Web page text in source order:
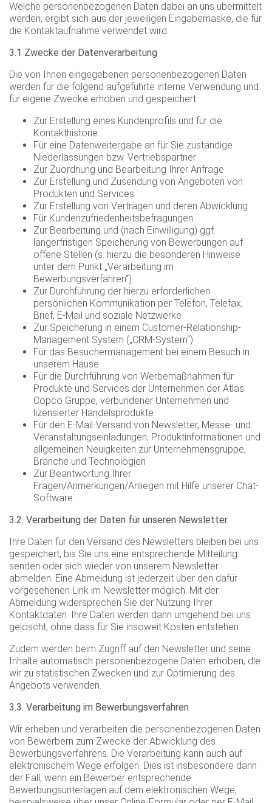
Welche personenbezogenen Daten dabei an uns übermittelt
werden, ergibt sich aus der jeweiligen Eingabemaske, die für
die Kontaktaufnahme verwendet wird.
3.1 Zwecke der Datenverarbeitung
Die von Ihnen eingegebenen personenbezogenen Daten
werden für die folgend aufgeführte interne Verwendung und
für eigene Zwecke erhoben und gespeichert:
Zur Erstellung eines Kundenprofils und für die
Kontakthistorie
Für eine Datenweitergabe an für Sie zuständige
Niederlassungen bzw. Vertriebspartner
Zur Zuordnung und Bearbeitung Ihrer Anfrage
Zur Erstellung und Zusendung von Angeboten von
Produkten und Services
Zur Erstellung von Verträgen und deren Abwicklung
Für Kundenzufriedenheitsbefragungen
Zur Bearbeitung und (nach Einwilligung) ggf.
längerfristigen Speicherung von Bewerbungen auf
offene Stellen (s. hierzu die besonderen Hinweise
unter dem Punkt „Verarbeitung im
Bewerbungsverfahren“)
Zur Durchführung der hierzu erforderlichen
persönlichen Kommunikation per Telefon, Telefax,
Brief, E-Mail und soziale Netzwerke
Zur Speicherung in einem Customer-Relationship-
Management System („CRM-System“)
Für das Besuchermanagement bei einem Besuch in
unserem Hause
Für die Durchführung von Werbemaßnahmen für
Produkte und Services der Unternehmen der Atlas
Copco Gruppe, verbundener Unternehmen und
lizensierter Handelsprodukte
Für den E-Mail-Versand von Newsletter, Messe- und
Veranstaltungseinladungen, Produktinformationen und
allgemeinen Neuigkeiten zur Unternehmensgruppe,
Branche und Technologien
Zur Beantwortung Ihrer
Fragen/Anmerkungen/Anliegen mit Hilfe unserer Chat-
Software
3.2. Verarbeitung der Daten für unseren Newsletter
Ihre Daten für den Versand des Newsletters bleiben bei uns
gespeichert, bis Sie uns eine entsprechende Mitteilung
senden oder sich wieder von unserem Newsletter
abmelden. Eine Abmeldung ist jederzeit über den dafür
vorgesehenen Link im Newsletter möglich. Mit der
Abmeldung widersprechen Sie der Nutzung Ihrer
Kontaktdaten. Ihre Daten werden dann umgehend bei uns
gelöscht, ohne dass für Sie insoweit Kosten entstehen.
Zudem werden beim Zugriff auf den Newsletter und seine
Inhalte automatisch personenbezogene Daten erhoben, die
wir zu statistischen Zwecken und zur Optimierung des
Angebots verwenden.
3.3. Verarbeitung im Bewerbungsverfahren
Wir erheben und verarbeiten die personenbezogenen Daten
von Bewerbern zum Zwecke der Abwicklung des
Bewerbungsverfahrens. Die Verarbeitung kann auch auf
elektronischem Wege erfolgen. Dies ist insbesondere dann
der Fall, wenn ein Bewerber entsprechende
Bewerbungsunterlagen auf dem elektronischen Wege,